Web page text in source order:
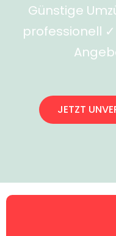
Günstige
professionell
JETZT